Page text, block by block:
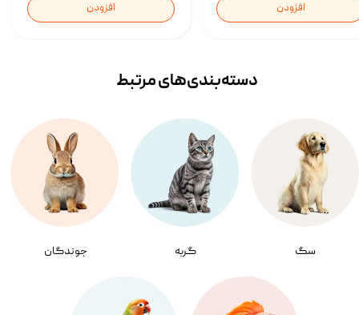
افزودن افزودن
سگ گربه جوندگان
دسته‌بندی‌‌های مرتبط